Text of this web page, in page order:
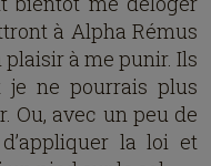
à Alpha Rémus
à me punir. Ils
je ne pourrais plus
Ou, avec un peu de
la loi et